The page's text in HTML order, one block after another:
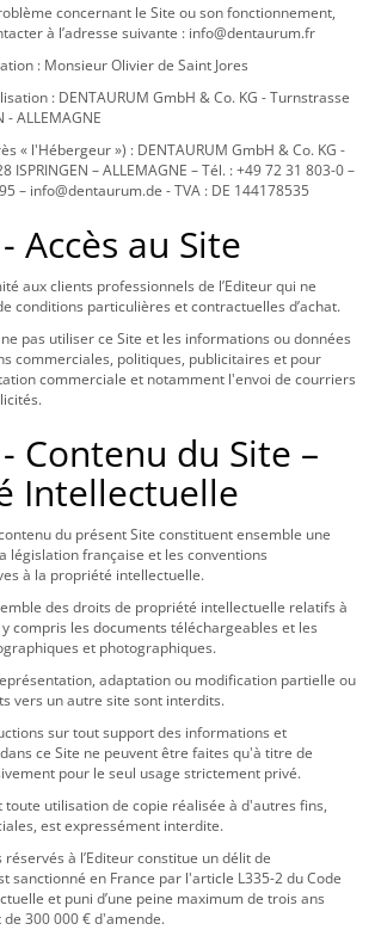
concernant le Site ou son fonctionnement,
à l’adresse suivante : info@dentaurum.fr
: Monsieur Olivier de Saint Jores
: DENTAURUM GmbH & Co. KG - Turnstrasse
- ALLEMAGNE
« l'Hébergeur ») : DENTAURUM GmbH & Co. KG -
ISPRINGEN – ALLEMAGNE – Tél. : +49 72 31 803-0 –
– info@dentaurum.de - TVA : DE 144178535
Accès au Site
aux clients professionnels de l’Editeur qui ne
conditions particulières et contractuelles d’achat.
pas utiliser ce Site et les informations ou données
commerciales, politiques, publicitaires et pour
commerciale et notamment l'envoi de courriers
Contenu du Site –
Intellectuelle
du présent Site constituent ensemble une
législation française et les conventions
à la propriété intellectuelle.
des droits de propriété intellectuelle relatifs à
compris les documents téléchargeables et les
et photographiques.
adaptation ou modification partielle ou
vers un autre site sont interdits.
sur tout support des informations et
ce Site ne peuvent être faites qu'à titre de
pour le seul usage strictement privé.
utilisation de copie réalisée à d'autres fins,
est expressément interdite.
à l’Editeur constitue un délit de
sanctionné en France par l'article L335-2 du Code
et puni d’une peine maximum de trois ans
300 000 € d'amende.